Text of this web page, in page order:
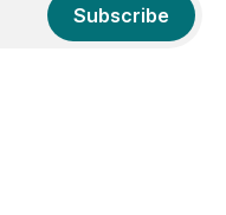
Subscribe